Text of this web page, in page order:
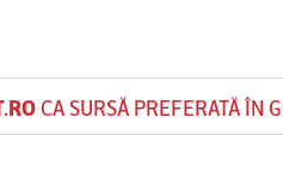
CA SURSĂ PREFERATĂ ÎN